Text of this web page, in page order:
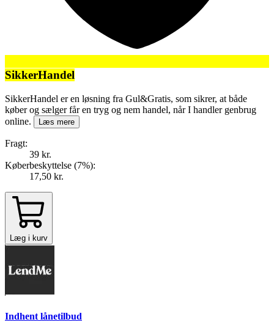
SikkerHandel
SikkerHandel er en løsning fra Gul&Gratis, som sikrer, at både
køber og sælger får en tryg og nem handel, når I handler genbrug
online.
Læs mere
Fragt:
39 kr.
Køberbeskyttelse (7%):
17,50 kr.
Læg i kurv
Indhent lånetilbud